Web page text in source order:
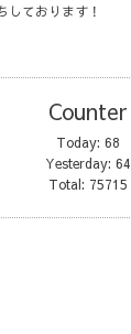
しております！
Counter
Today: 68
Yesterday: 64
Total: 75715